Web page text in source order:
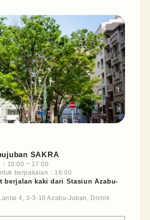
SAKRA
： 10:00 ~ 17:00
berpakaian ： 16:00
berjalan kaki dari Stasiun Azabu-
4, 3-3-10 Azabu-Juban, Distrik